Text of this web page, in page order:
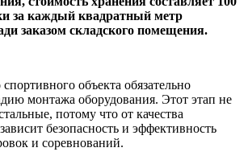
за каждый квадратный метр
заказом складского помещения.
объекта обязательно
монтажа оборудования. Этот этап не
потому что от качества
безопасность и эффективность
и соревнований.